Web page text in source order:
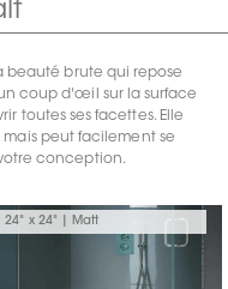
beauté brute qui repose
un coup d'œil sur la surface
toutes ses facettes. Elle
peut facilement se
conception.
24" x 24" | Matt